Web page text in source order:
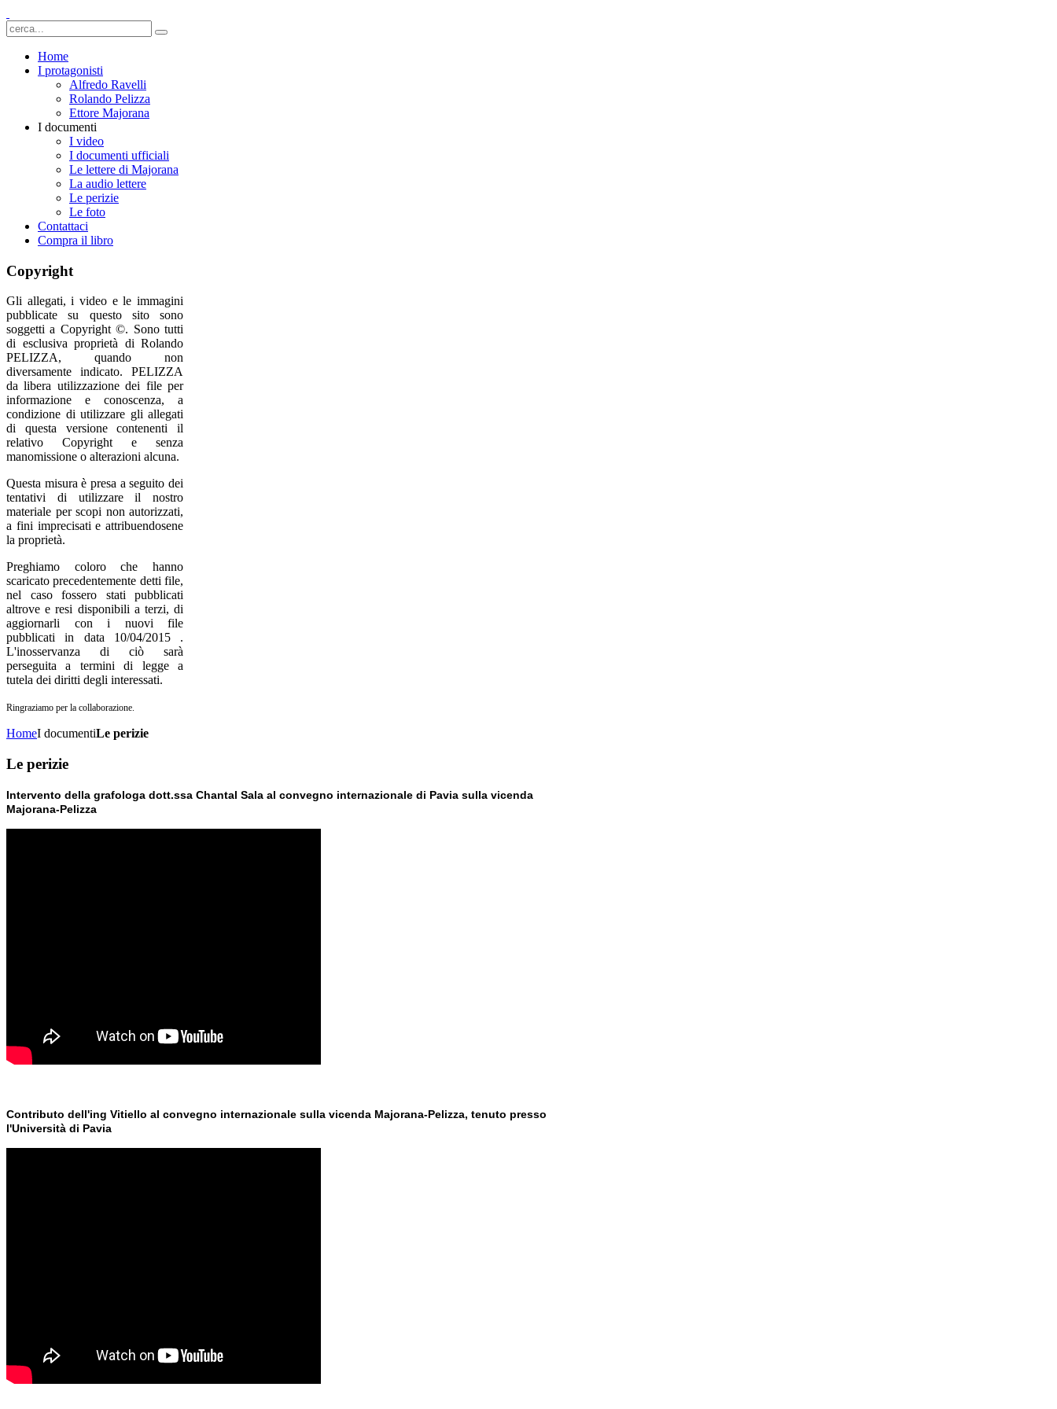
Home
I protagonisti
Alfredo Ravelli
Rolando Pelizza
Ettore Majorana
I documenti
I video
I documenti ufficiali
Le lettere di Majorana
La audio lettere
Le perizie
Le foto
Contattaci
Compra il libro
Copyright
Gli allegati, i video e le immagini
pubblicate su questo sito sono
soggetti a Copyright ©. Sono tutti
di esclusiva proprietà di Rolando
PELIZZA, quando non
diversamente indicato. PELIZZA
da libera utilizzazione dei file per
informazione e conoscenza, a
condizione di utilizzare gli allegati
di questa versione contenenti il
relativo Copyright e senza
manomissione o alterazioni alcuna.
Questa misura è presa a seguito dei
tentativi di utilizzare il nostro
materiale per scopi non autorizzati,
a fini imprecisati e attribuendosene
la proprietà.
Preghiamo coloro che hanno
scaricato precedentemente detti file,
nel caso fossero stati pubblicati
altrove e resi disponibili a terzi, di
aggiornarli con i nuovi file
pubblicati in data 10/04/2015 .
L'inosservanza di ciò sarà
perseguita a termini di legge a
tutela dei diritti degli interessati.
Ringraziamo per la collaborazione.
HomeI documentiLe perizie
Le perizie
Intervento della grafologa dott.ssa Chantal Sala al convegno internazionale di Pavia sulla vicenda
Majorana-Pelizza
Contributo dell'ing Vitiello al convegno internazionale sulla vicenda Majorana-Pelizza, tenuto presso
l'Università di Pavia